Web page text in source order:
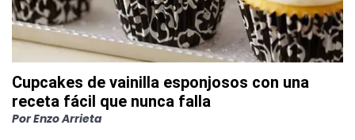
Cupcakes de vainilla esponjosos con una
receta fácil que nunca falla
PorEnzo Arrieta